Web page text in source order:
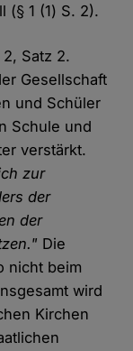
(§ 1 (1) S. 2).
Satz 2.
Gesellschaft
und Schüler
Schule und
verstärkt.
zur
der
der
Die
nicht beim
wird
Kirchen